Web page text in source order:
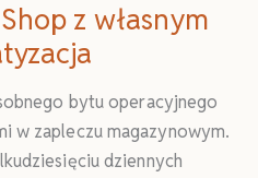
z własnym
bytu operacyjnego
w zapleczu magazynowym.
dziennych